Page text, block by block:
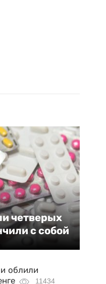
четверых
с собой
облили
11434